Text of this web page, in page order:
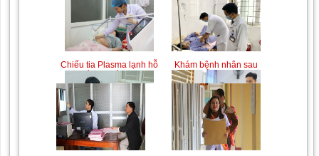
Chiếu tia Plasma lạnh hỗ
trợ điều trị vết thương
Khám bệnh nhân sau
phẫu thuật